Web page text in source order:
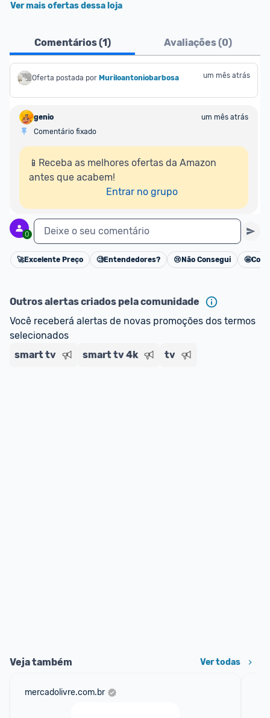
Ver mais ofertas dessa loja
Comentários (1) Avaliações (0)
Oferta postada por Muriloantoniobarbosa um mês atrás
genio
um mês atrás
Comentário fixado
📱Receba as melhores ofertas da Amazon
antes que acabem!
Entrar no grupo
0 Deixe o seu comentário
Cancelar
🚀Excelente Preço 🧐Entendedores? 😢 Não Consegui 🤩
Outros alertas criados pela comunidade
Você receberá alertas de novas promoções dos termos
selecionados
smart tv
smart tv 4k tv
Veja também Ver todas
mercadolivre.com.br